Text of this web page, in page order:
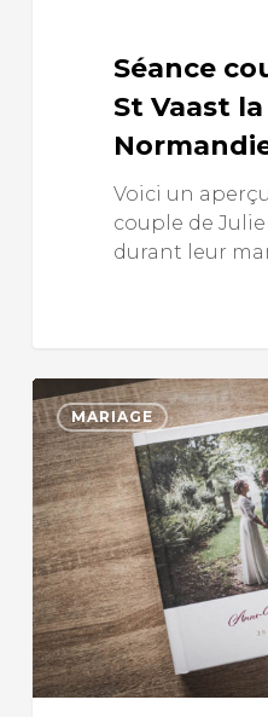
Séance
St Vaast
Voici un
couple de
durant leur
MARIAGE